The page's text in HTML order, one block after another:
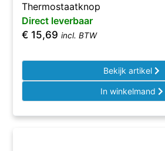
Thermostaatknop
Direct leverbaar
€ 15,69 incl. BTW
Bekijk artikel
In winkelmand